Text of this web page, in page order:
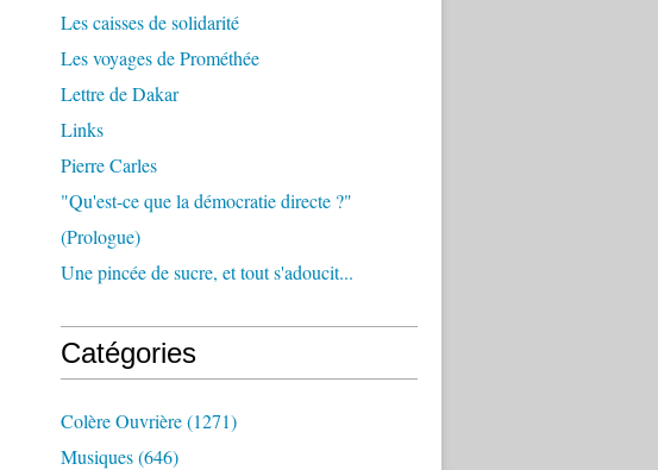
Les caisses de solidarité
Les voyages de Prométhée
Lettre de Dakar
Links
Pierre Carles
"Qu'est-ce que la démocratie directe ?"
(Prologue)
Une pincée de sucre, et tout s'adoucit...
Catégories
Colère Ouvrière(1271)
Musiques(646)